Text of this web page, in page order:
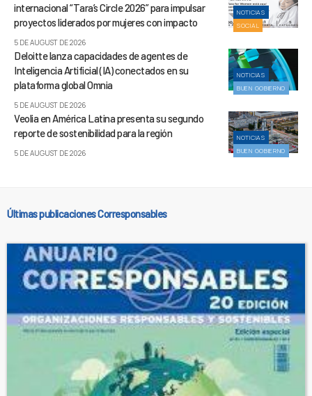
NOTICIAS
SOCIAL
internacional “Tara’s Circle 2026” para impulsar
proyectos liderados por mujeres con impacto
5 DE AUGUST DE 2026
NOTICIAS
BUEN GOBIERNO
Deloitte lanza capacidades de agentes de
Inteligencia Artificial (IA) conectados en su
plataforma global Omnia
5 DE AUGUST DE 2026
NOTICIAS
BUEN GOBIERNO
Veolia en América Latina presenta su segundo
reporte de sostenibilidad para la región
5 DE AUGUST DE 2026
Últimas publicaciones Corresponsables